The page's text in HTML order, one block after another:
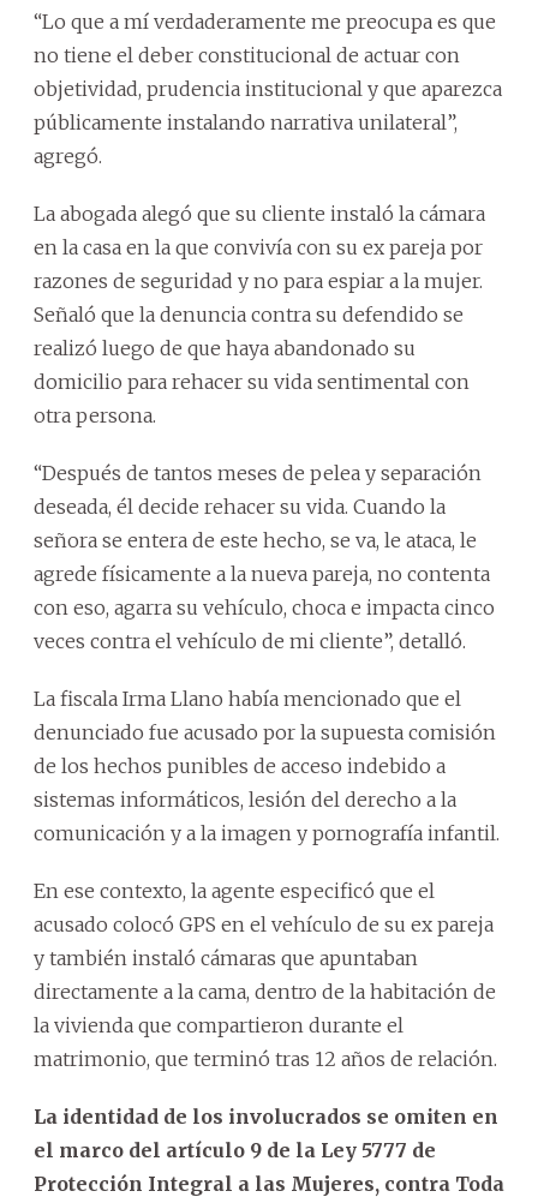
“Lo que a mí verdaderamente me preocupa es que
no tiene el deber constitucional de actuar con
objetividad, prudencia institucional y que aparezca
públicamente instalando narrativa unilateral”,
agregó.
La abogada alegó que su cliente instaló la cámara
en la casa en la que convivía con su ex pareja por
razones de seguridad y no para espiar a la mujer.
Señaló que la denuncia contra su defendido se
realizó luego de que haya abandonado su
domicilio para rehacer su vida sentimental con
otra persona.
“Después de tantos meses de pelea y separación
deseada, él decide rehacer su vida. Cuando la
señora se entera de este hecho, se va, le ataca, le
agrede físicamente a la nueva pareja, no contenta
con eso, agarra su vehículo, choca e impacta cinco
veces contra el vehículo de mi cliente”, detalló.
La fiscala Irma Llano había mencionado que el
denunciado fue acusado por la supuesta comisión
de los hechos punibles de acceso indebido a
sistemas informáticos, lesión del derecho a la
comunicación y a la imagen y pornografía infantil.
En ese contexto, la agente especificó que el
acusado colocó GPS en el vehículo de su ex pareja
y también instaló cámaras que apuntaban
directamente a la cama, dentro de la habitación de
la vivienda que compartieron durante el
matrimonio, que terminó tras 12 años de relación.
La identidad de los involucrados se omiten en
el marco del artículo 9 de la Ley 5777 de
Protección Integral a las Mujeres, contra Toda